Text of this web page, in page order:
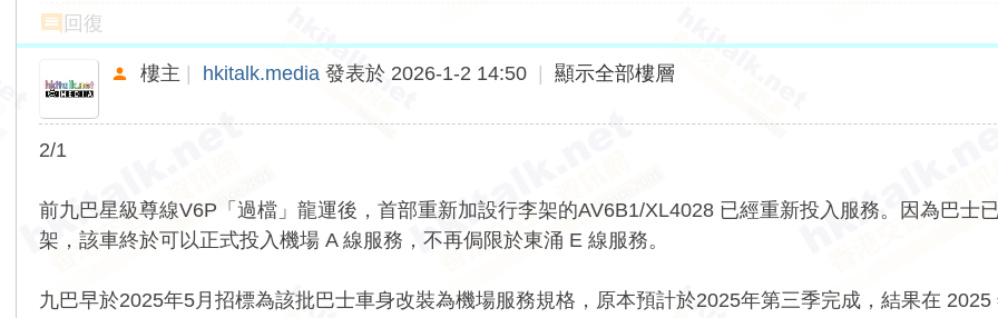
回復
樓主 hkitalk.media 發表於 2026-1-2 14:50 顯示全部樓層
2/1
前九巴星級尊線V6P「過檔」龍運後，首部重新加設行李架的AV6B1/XL4028 已經重新投入服務。因為巴士
架，該車終於可以正式投入機場 A 線服務，不再侷限於東涌 E 線服務。
九巴早於2025年5月招標為該批巴士車身改裝為機場服務規格，原本預計於2025年第三季完成，結果在 2025